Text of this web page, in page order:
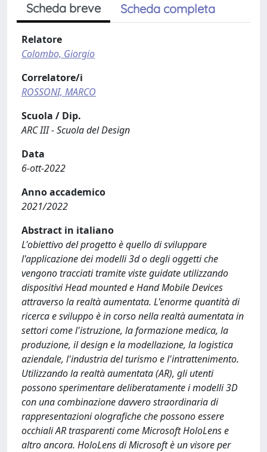
Scheda breve Scheda completa
Relatore
Colombo, Giorgio
Correlatore/i
ROSSONI, MARCO
Scuola / Dip.
ARC III - Scuola del Design
Data
6-ott-2022
Anno accademico
2021/2022
Abstract in italiano
L'obiettivo del progetto è quello di sviluppare
l'applicazione dei modelli 3d o degli oggetti che
vengono tracciati tramite viste guidate utilizzando
dispositivi Head mounted e Hand Mobile Devices
attraverso la realtà aumentata. L'enorme quantità di
ricerca e sviluppo è in corso nella realtà aumentata in
settori come l'istruzione, la formazione medica, la
produzione, il design e la modellazione, la logistica
aziendale, l'industria del turismo e l'intrattenimento.
Utilizzando la realtà aumentata (AR), gli utenti
possono sperimentare deliberatamente i modelli 3D
con una combinazione davvero straordinaria di
rappresentazioni olografiche che possono essere
occhiali AR trasparenti come Microsoft HoloLens e
altro ancora. HoloLens di Microsoft è un visore per